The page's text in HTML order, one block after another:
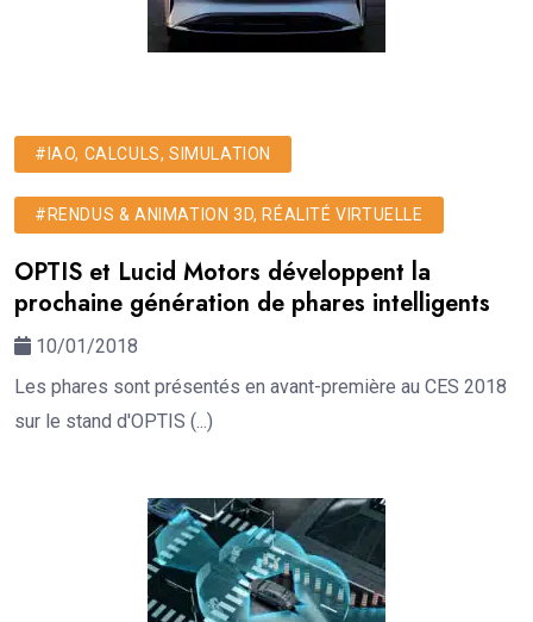
#IAO, CALCULS, SIMULATION
#RENDUS & ANIMATION 3D, RÉALITÉ VIRTUELLE
OPTIS et Lucid Motors développent la
prochaine génération de phares intelligents
10/01/2018
Les phares sont présentés en avant-première au CES 2018
sur le stand d'OPTIS (...)